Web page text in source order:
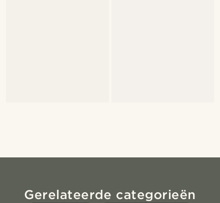
Gerelateerde categorieën